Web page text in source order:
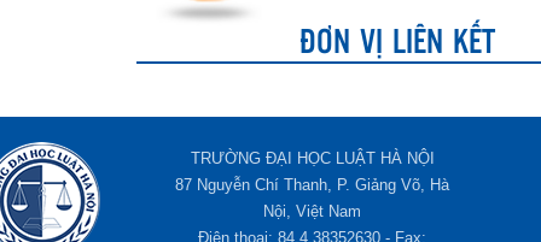
ĐƠN VỊ LIÊN KẾT
TRƯỜNG ĐẠI HỌC LUẬT HÀ NỘI
87 Nguyễn Chí Thanh, P. Giảng Võ, Hà
Nội, Việt Nam
Điện thoại: 84.4.38352630 - Fax: